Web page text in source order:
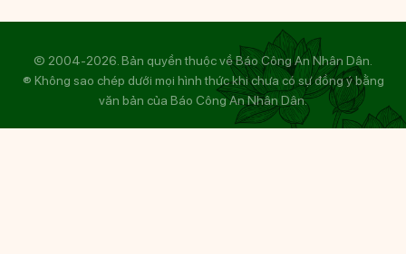
© 2004-2026. Bản quyền thuộc về Báo Công An Nhân Dân.
® Không sao chép dưới mọi hình thức khi chưa có sự đồng ý bằng
văn bản của Báo Công An Nhân Dân.